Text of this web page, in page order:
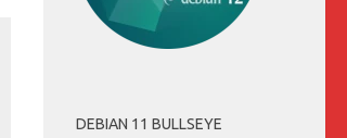
DEBIAN 11 BULLSEYE